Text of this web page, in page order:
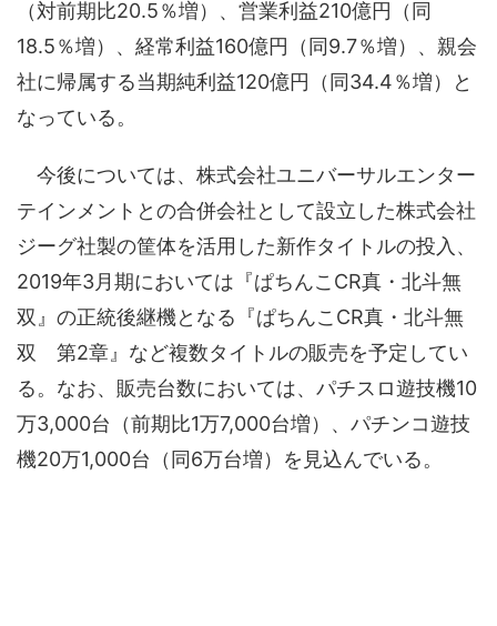
（対前期比20.5％増）、営業利益210億円（同
18.5％増）、経常利益160億円（同9.7％増）、親会
社に帰属する当期純利益120億円（同34.4％増）と
なっている。
今後については、株式会社ユニバーサルエンター
テインメントとの合併会社として設立した株式会社
ジーグ社製の筐体を活用した新作タイトルの投入、
2019年3月期においては『ぱちんこCR真・北斗無
双』の正統後継機となる『ぱちんこCR真・北斗無
双 第2章』など複数タイトルの販売を予定してい
る。なお、販売台数においては、パチスロ遊技機10
万3,000台（前期比1万7,000台増）、パチンコ遊技
機20万1,000台（同6万台増）を見込んでいる。